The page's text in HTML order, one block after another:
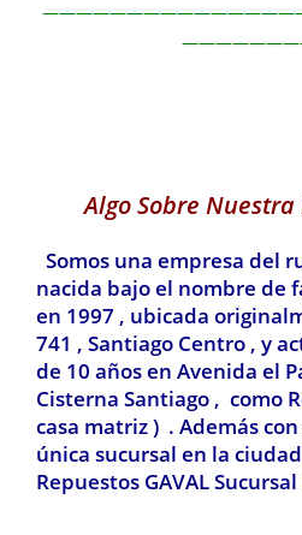
Algo Sobre
Somos una empresa del
nacida bajo el nombre de
en 1997 , ubicada
741 , Santiago Centro , y
de 10 años en Avenida el
Cisterna Santiago , como
casa matriz ) . Además
única sucursal en la
Repuestos GAVAL